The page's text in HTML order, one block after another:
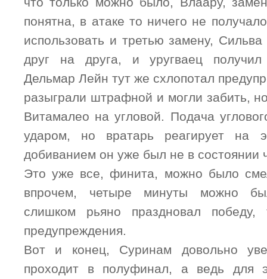
понятна, в атаке то ничего не
использовать и третью замену,
друг на друга, и уругваец
Дельмар Лейн тут же схлопотал
разыграли штрафной и могли забить,
Витамалео на угловой. Подача
ударом, но вратарь реагирует на
добиванием он уже был не в состоянии
Это уже все, финита, можно было
впрочем, четыре минуты можно
слишком рьяно праздновал победу,
предупреждения.
Вот и конец, Суринам довольно
проходит в полуфинал, а ведь для